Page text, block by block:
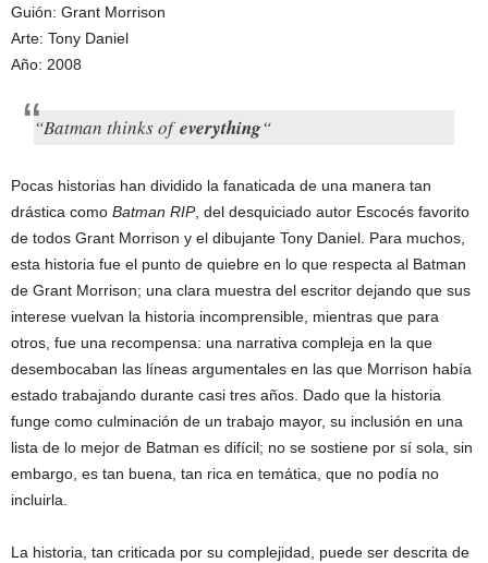
Guión: Grant Morrison
Arte: Tony Daniel
Año: 2008
“Batman thinks ofeverything“
Pocas historias han dividido la fanaticada de una manera tan
drástica como Batman RIP, del desquiciado autor Escocés favorito
de todos Grant Morrison y el dibujante Tony Daniel. Para muchos,
esta historia fue el punto de quiebre en lo que respecta al Batman
de Grant Morrison; una clara muestra del escritor dejando que sus
interese vuelvan la historia incomprensible, mientras que para
otros, fue una recompensa: una narrativa compleja en la que
desembocaban las líneas argumentales en las que Morrison había
estado trabajando durante casi tres años. Dado que la historia
funge como culminación de un trabajo mayor, su inclusión en una
lista de lo mejor de Batman es difícil; no se sostiene por sí sola, sin
embargo, es tan buena, tan rica en temática, que no podía no
incluirla.
La historia, tan criticada por su complejidad, puede ser descrita de